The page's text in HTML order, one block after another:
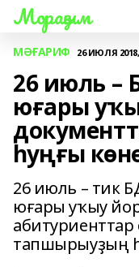
Мораҙым
МӘҒАРИФ 26 ИЮЛЯ 2018,
26 июль –
юғары
һуңғы
26 июль – тик
юғары уҡыу
тапшырыуҙың